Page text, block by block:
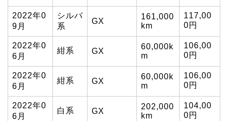
2022年0
9月
シルバ
系
GX
161,000
km
117,00
0円
2022年0
6月
紺系 GX
60,000k
m
106,00
0円
2022年0
6月
紺系 GX
60,000k
m
106,00
0円
2022年0
6月
白系 GX
202,000
km
104,00
0円